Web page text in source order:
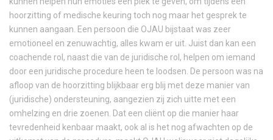
hoorzitting of medische keuring toch nog maar het gesprek te
kunnen aangaan. Een persoon die OJAU bijstaat was zeer
emotioneel en zenuwachtig, alles kwam er uit. Juist dan kan een
coachende rol, naast die van de juridische rol, helpen om iemand
door een juridische procedure heen te loodsen. De persoon was na
afloop van de hoorzitting blijkbaar erg blij met deze manier van
(juridische) ondersteuning, aangezien zij zich uitte met een
omhelzing en drie zoenen. Dat een cliënt op die manier haar
tevredenheid kenbaar maakt, ook al is het nog afwachten op de